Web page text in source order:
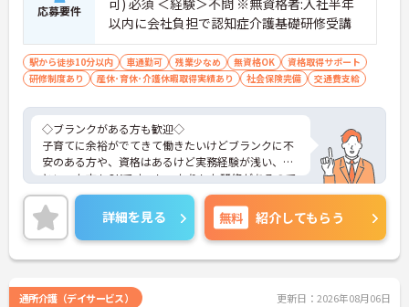
応募要件
可) 必須 ＜経験＞不問 ※無資格者:入社半年
以内に会社負担で認知症介護基礎研修受講
駅から徒歩10分以内 車通勤可 残業少なめ 無資格OK
資格取得サポート
研修制度あり
産休･育休･介護休暇取得実績あり 社会保険完備 交通費支給
◇ブランクがある方も歓迎◇
子育てに余裕がでてきて働きたいけどブランクに不
安のある方や、資格はあるけど実務経験が浅い、、
といった方もOKです。しっかりした研修があるので
心配はいりません！
待遇も充実！充実交通費あり・社保完備・休暇制度
…etc.働きやすい環境です。
詳細を見る 無料 紹介してもらう
通所介護（デイサービス） 更新日：2026年08月06日